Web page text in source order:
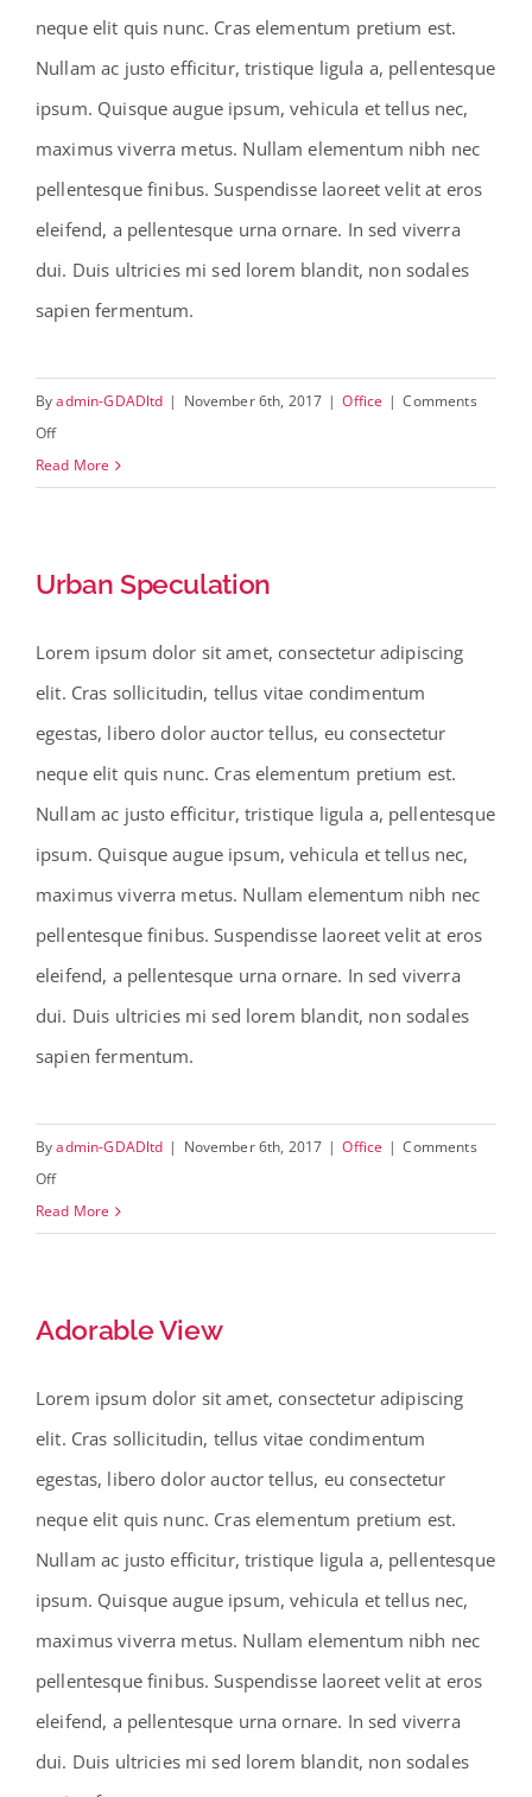
neque elit quis nunc. Cras elementum pretium est.
Nullam ac justo efficitur, tristique ligula a, pellentesque
ipsum. Quisque augue ipsum, vehicula et tellus nec,
maximus viverra metus. Nullam elementum nibh nec
pellentesque finibus. Suspendisse laoreet velit at eros
eleifend, a pellentesque urna ornare. In sed viverra
dui. Duis ultricies mi sed lorem blandit, non sodales
sapien fermentum.
Byadmin-GDADltd | November 6th, 2017 | Office | Comments
Offon
Double-
Read More
Urban Speculation
Lorem ipsum dolor sit amet, consectetur adipiscing
elit. Cras sollicitudin, tellus vitae condimentum
egestas, libero dolor auctor tellus, eu consectetur
neque elit quis nunc. Cras elementum pretium est.
Nullam ac justo efficitur, tristique ligula a, pellentesque
ipsum. Quisque augue ipsum, vehicula et tellus nec,
maximus viverra metus. Nullam elementum nibh nec
pellentesque finibus. Suspendisse laoreet velit at eros
eleifend, a pellentesque urna ornare. In sed viverra
dui. Duis ultricies mi sed lorem blandit, non sodales
sapien fermentum.
Byadmin-GDADltd | November 6th, 2017 | Office | Comments
Offon
Urban
Read More
Adorable View
Lorem ipsum dolor sit amet, consectetur adipiscing
elit. Cras sollicitudin, tellus vitae condimentum
egestas, libero dolor auctor tellus, eu consectetur
neque elit quis nunc. Cras elementum pretium est.
Nullam ac justo efficitur, tristique ligula a, pellentesque
ipsum. Quisque augue ipsum, vehicula et tellus nec,
maximus viverra metus. Nullam elementum nibh nec
pellentesque finibus. Suspendisse laoreet velit at eros
eleifend, a pellentesque urna ornare. In sed viverra
dui. Duis ultricies mi sed lorem blandit, non sodales